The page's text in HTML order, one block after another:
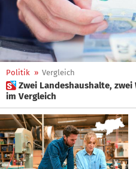
Politik » Vergleich
 Zwei Landeshaushalte, zwei Welten: Südtirol und Trentino
im Vergleich